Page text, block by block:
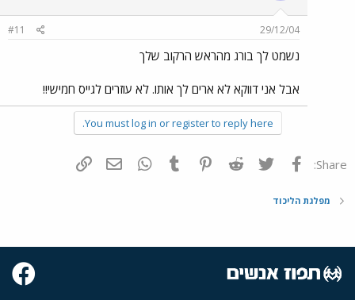
29/12/04
#11
נשמט לך בורג מהראש הרקוב שלך
אבל אני דווקא לא ארים לך אותו. לא עוזרים לגייס חמישי!!
You must log in or register to reply here.
Share: פייסבוק Twitter
Reddit
Pinterest
Tumblr
WhatsAppדואר אלקטרוני
מפלגת הליכוד